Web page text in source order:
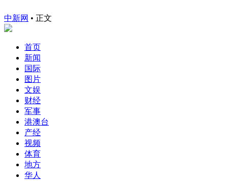
中新网 • 正文
首页
新闻
国际
图片
文娱
财经
军事
港澳台
产经
视频
体育
地方
华人